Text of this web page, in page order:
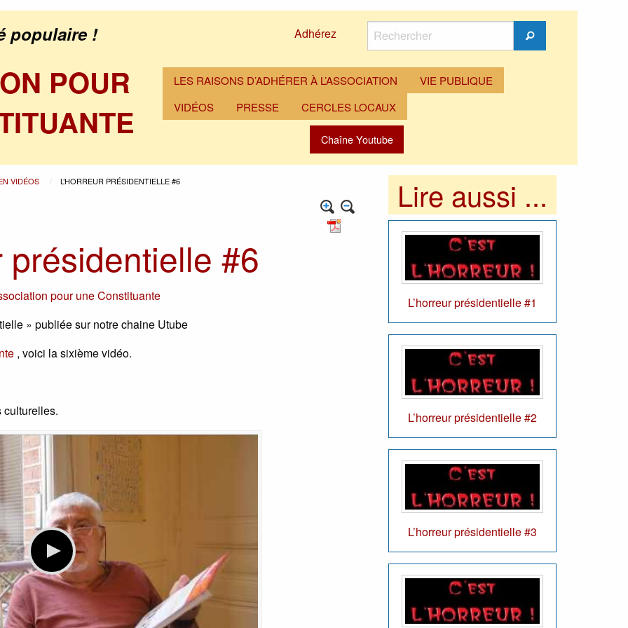
populaire ! Adhérez
Rechercher
Rechercher
POUR
LES RAISONS D’ADHÉRER À L’ASSOCIATION
VIE PUBLIQUE
VIDÉOS
PRESSE CERCLES LOCAUX
Chaîne Youtube
VIDÉOS L’HORREUR PRÉSIDENTIELLE #6
présidentielle #6
pour une Constituante
» publiée sur notre chaine Utube
, voici la sixième vidéo.
culturelles.
Lire aussi ...
L’horreur présidentielle #1
L’horreur présidentielle #2
L’horreur présidentielle #3